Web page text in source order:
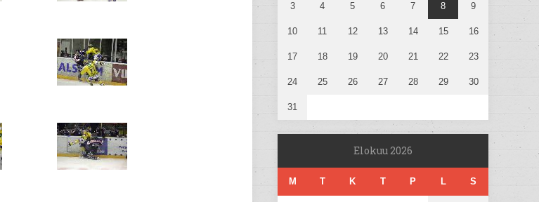
3 4 5 6 7 8 9
10 11 12 13 14 15 16
17 18 19 20 21 22 23
24 25 26 27 28 29 30
31
Elokuu 2026
M T K T P L S